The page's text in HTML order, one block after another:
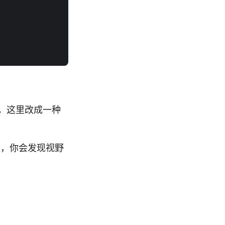
这里改成一种
你会发现视野